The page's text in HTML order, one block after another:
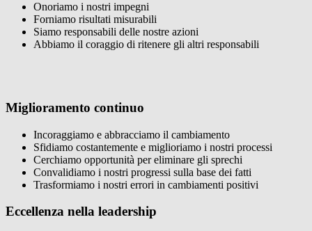
Onoriamo i nostri impegni
Forniamo risultati misurabili
Siamo responsabili delle nostre azioni
Abbiamo il coraggio di ritenere gli altri responsabili
Miglioramento continuo
Incoraggiamo e abbracciamo il cambiamento
Sfidiamo costantemente e miglioriamo i nostri processi
Cerchiamo opportunità per eliminare gli sprechi
Convalidiamo i nostri progressi sulla base dei fatti
Trasformiamo i nostri errori in cambiamenti positivi
Eccellenza nella leadership